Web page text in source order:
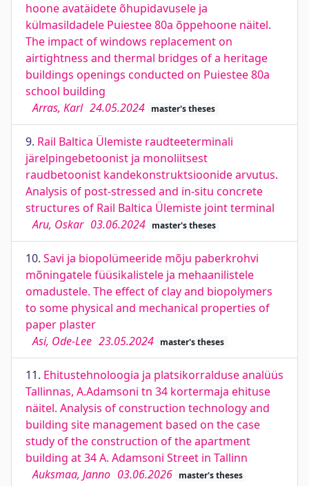
hoone avatäidete õhupidavusele ja
külmasildadele Puiestee 80a õppehoone näitel.
The impact of windows replacement on
airtightness and thermal bridges of a heritage
buildings openings conducted on Puiestee 80a
school building
Arras, Karl 24.05.2024 master's theses
9. Rail Baltica Ülemiste raudteeterminali
järelpingebetoonist ja monoliitsest
raudbetoonist kandekonstruktsioonide arvutus.
Analysis of post-stressed and in-situ concrete
structures of Rail Baltica Ülemiste joint terminal
Aru, Oskar 03.06.2024 master's theses
10. Savi ja biopolümeeride mõju paberkrohvi
mõningatele füüsikalistele ja mehaanilistele
omadustele. The effect of clay and biopolymers
to some physical and mechanical properties of
paper plaster
Asi, Ode-Lee 23.05.2024 master's theses
11. Ehitustehnoloogia ja platsikorralduse analüüs
Tallinnas, A.Adamsoni tn 34 kortermaja ehituse
näitel. Analysis of construction technology and
building site management based on the case
study of the construction of the apartment
building at 34 A. Adamsoni Street in Tallinn
Auksmaa, Janno 03.06.2026 master's theses